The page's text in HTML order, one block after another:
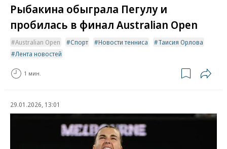
Рыбакина обыграла Пегулу и
пробилась в финал Australian Open
Australian Open Спорт Новости тенниса
Таисия Орлова
Лента новостей
1 мин.
29.01.2026, 13:01